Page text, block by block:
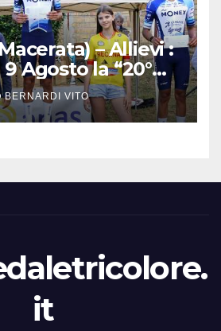
– Allievi :
Agosto la “20°
nelle terre del
Italiano
BERNARDI VITO
it